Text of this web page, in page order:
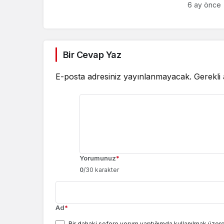
6 ay önce
Bir Cevap Yaz
E-posta adresiniz yayınlanmayacak. Gerekli
Yorumunuz*
0/30 karakter
Ad*